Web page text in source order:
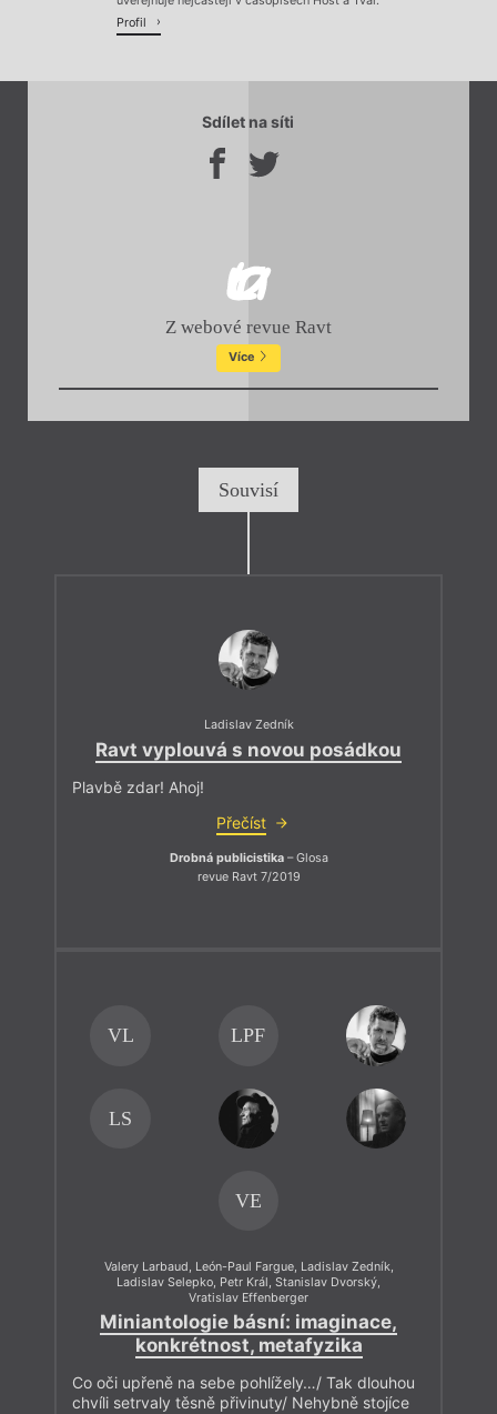
Profil
Sdílet na síti
Z webové revue Ravt
Více
Souvisí
Ladislav Zedník
Ravt vyplouvá s novou posádkou
Plavbě zdar! Ahoj!
Přečíst
Drobná publicistika– Glosa
revue Ravt 7/2019
VL LPF
LS
VE
Valery Larbaud León-Paul Fargue, Ladislav Zedník
Ladislav Selepko Petr Král Stanislav Dvorský
Vratislav Effenberger
Miniantologie básní: imaginace,
konkrétnost, metafyzika
Co oči upřeně na sebe pohlížely…/ Tak dlouhou
chvíli setrvaly těsně přivinuty/ Nehybně stojíce